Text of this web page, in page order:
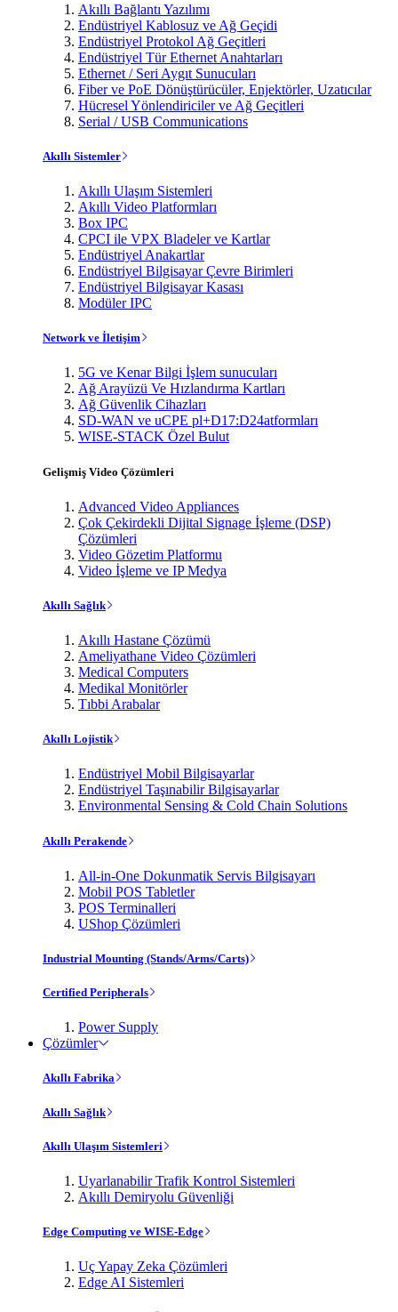
Akıllı Bağlantı Yazılımı
Endüstriyel Kablosuz ve Ağ Geçidi
Endüstriyel Protokol Ağ Geçitleri
Endüstriyel Tür Ethernet Anahtarları
Ethernet / Seri Aygıt Sunucuları
Fiber ve PoE Dönüştürücüler, Enjektörler, Uzatıcılar
Hücresel Yönlendiriciler ve Ağ Geçitleri
Serial / USB Communications
Akıllı Sistemler
Akıllı Ulaşım Sistemleri
Akıllı Video Platformları
Box IPC
CPCI ile VPX Bladeler ve Kartlar
Endüstriyel Anakartlar
Endüstriyel Bilgisayar Çevre Birimleri
Endüstriyel Bilgisayar Kasası
Modüler IPC
Network ve İletişim
5G ve Kenar Bilgi İşlem sunucuları
Ağ Arayüzü Ve Hızlandırma Kartları
Ağ Güvenlik Cihazları
SD-WAN ve uCPE pl+D17:D24atformları
WISE-STACK Özel Bulut
Gelişmiş Video Çözümleri
Advanced Video Appliances
Çok Çekirdekli Dijital Signage İşleme (DSP)
Çözümleri
Video Gözetim Platformu
Video İşleme ve IP Medya
Akıllı Sağlık
Akıllı Hastane Çözümü
Ameliyathane Video Çözümleri
Medical Computers
Medikal Monitörler
Tıbbi Arabalar
Akıllı Lojistik
Endüstriyel Mobil Bilgisayarlar
Endüstriyel Taşınabilir Bilgisayarlar
Environmental Sensing & Cold Chain Solutions
Akıllı Perakende
All-in-One Dokunmatik Servis Bilgisayarı
Mobil POS Tabletler
POS Terminalleri
UShop Çözümleri
Industrial Mounting (Stands/Arms/Carts)
Certified Peripherals
Power Supply
Çözümler
Akıllı Fabrika
Akıllı Sağlık
Akıllı Ulaşım Sistemleri
Uyarlanabilir Trafik Kontrol Sistemleri
Akıllı Demiryolu Güvenliği
Edge Computing ve WISE-Edge
Uç Yapay Zeka Çözümleri
Edge AI Sistemleri